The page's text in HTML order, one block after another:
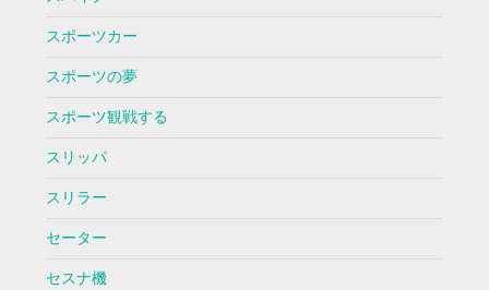
スポーツカー
スポーツの夢
スポーツ観戦する
スリッパ
スリラー
セーター
セスナ機